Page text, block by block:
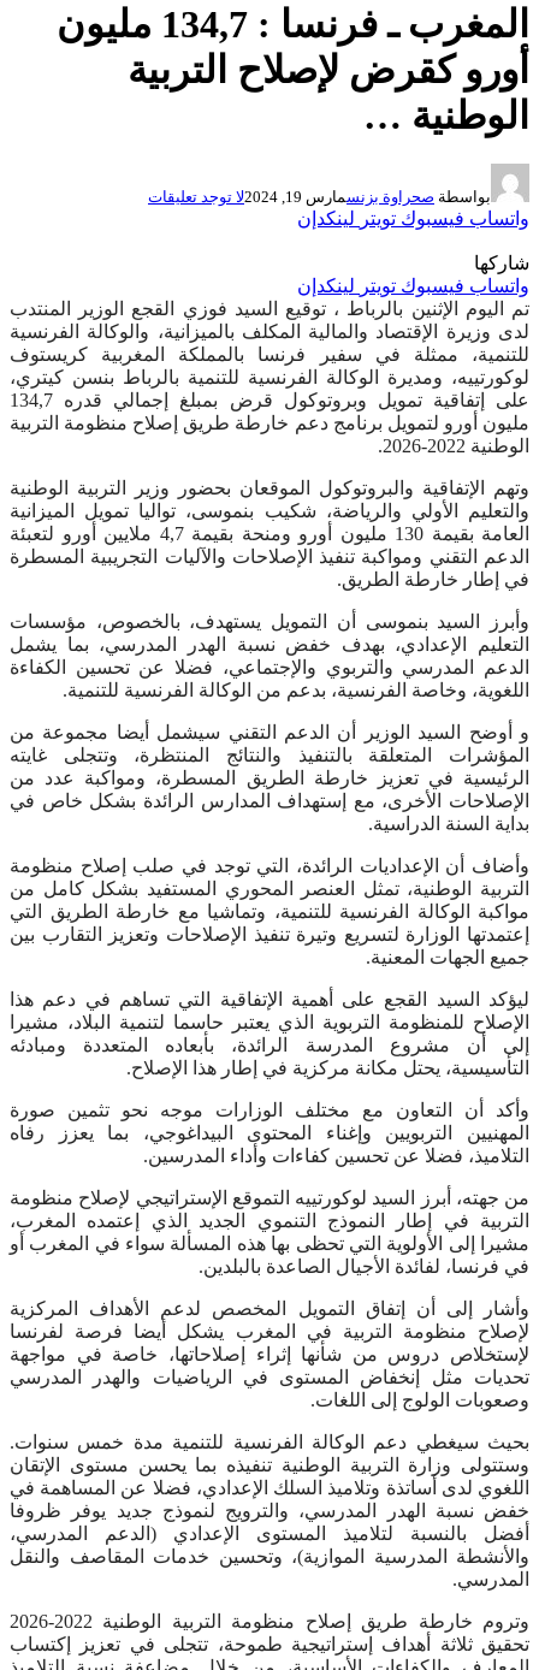
المغرب ـ فرنسا : 134,7 مليون
أورو كقرض لإصلاح التربية
الوطنية …
بواسطة صحراوة بزنسمارس 19, 2024 لا توجد تعليقات
واتساب فيسبوك تويتر لينكدإن
شاركها
واتساب فيسبوك تويتر لينكدإن
تم اليوم الإثنين بالرباط ، توقيع السيد فوزي القجع الوزير المنتدب
لدى وزيرة الإقتصاد والمالية المكلف بالميزانية، والوكالة الفرنسية
للتنمية، ممثلة في سفير فرنسا بالمملكة المغربية كريستوف
لوكورتييه، ومديرة الوكالة الفرنسية للتنمية بالرباط بنسن كيتري،
على إتفاقية تمويل وبروتوكول قرض بمبلغ إجمالي قدره 134,7
مليون أورو لتمويل برنامج دعم خارطة طريق إصلاح منظومة التربية
الوطنية 2022-2026.
وتهم الإتفاقية والبروتوكول الموقعان بحضور وزير التربية الوطنية
والتعليم الأولي والرياضة، شكيب بنموسى، تواليا تمويل الميزانية
العامة بقيمة 130 مليون أورو ومنحة بقيمة 4,7 ملايين أورو لتعبئة
الدعم التقني ومواكبة تنفيذ الإصلاحات والآليات التجريبية المسطرة
في إطار خارطة الطريق.
وأبرز السيد بنموسى أن التمويل يستهدف، بالخصوص، مؤسسات
التعليم الإعدادي، بهدف خفض نسبة الهدر المدرسي، بما يشمل
الدعم المدرسي والتربوي والإجتماعي، فضلا عن تحسين الكفاءة
اللغوية، وخاصة الفرنسية، بدعم من الوكالة الفرنسية للتنمية.
و أوضح السيد الوزير أن الدعم التقني سيشمل أيضا مجموعة من
المؤشرات المتعلقة بالتنفيذ والنتائج المنتظرة، وتتجلى غايته
الرئيسية في تعزيز خارطة الطريق المسطرة، ومواكبة عدد من
الإصلاحات الأخرى، مع إستهداف المدارس الرائدة بشكل خاص في
بداية السنة الدراسية.
وأضاف أن الإعداديات الرائدة، التي توجد في صلب إصلاح منظومة
التربية الوطنية، تمثل العنصر المحوري المستفيد بشكل كامل من
مواكبة الوكالة الفرنسية للتنمية، وتماشيا مع خارطة الطريق التي
إعتمدتها الوزارة لتسريع وتيرة تنفيذ الإصلاحات وتعزيز التقارب بين
جميع الجهات المعنية.
ليؤكد السيد القجع على أهمية الإتفاقية التي تساهم في دعم هذا
الإصلاح للمنظومة التربوية الذي يعتبر حاسما لتنمية البلاد، مشيرا
إلى أن مشروع المدرسة الرائدة، بأبعاده المتعددة ومبادئه
التأسيسية، يحتل مكانة مركزية في إطار هذا الإصلاح.
وأكد أن التعاون مع مختلف الوزارات موجه نحو تثمين صورة
المهنيين التربويين وإغناء المحتوى البيداغوجي، بما يعزز رفاه
التلاميذ، فضلا عن تحسين كفاءات وأداء المدرسين.
من جهته، أبرز السيد لوكورتييه التموقع الإستراتيجي لإصلاح منظومة
التربية في إطار النموذج التنموي الجديد الذي إعتمده المغرب،
مشيرا إلى الأولوية التي تحظى بها هذه المسألة سواء في المغرب أو
في فرنسا، لفائدة الأجيال الصاعدة بالبلدين.
وأشار إلى أن إتفاق التمويل المخصص لدعم الأهداف المركزية
لإصلاح منظومة التربية في المغرب يشكل أيضا فرصة لفرنسا
لإستخلاص دروس من شأنها إثراء إصلاحاتها، خاصة في مواجهة
تحديات مثل إنخفاض المستوى في الرياضيات والهدر المدرسي
وصعوبات الولوج إلى اللغات.
بحيث سيغطي دعم الوكالة الفرنسية للتنمية مدة خمس سنوات.
وستتولى وزارة التربية الوطنية تنفيذه بما يحسن مستوى الإتقان
اللغوي لدى أساتذة وتلاميذ السلك الإعدادي، فضلا عن المساهمة في
خفض نسبة الهدر المدرسي، والترويج لنموذج جديد يوفر ظروفا
أفضل بالنسبة لتلاميذ المستوى الإعدادي (الدعم المدرسي،
والأنشطة المدرسية الموازية)، وتحسين خدمات المقاصف والنقل
المدرسي.
وتروم خارطة طريق إصلاح منظومة التربية الوطنية 2022-2026
تحقيق ثلاثة أهداف إستراتيجية طموحة، تتجلى في تعزيز إكتساب